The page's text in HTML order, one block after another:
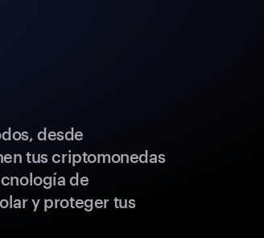
desde
tus criptomonedas
de
y proteger tus